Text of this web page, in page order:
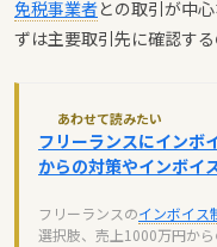
免税事業者との取引が中
ずは主要取引先に確認する
あわせて読みたい
フリーランスにインボ
からの対策やインボイ
フリーランスのインボイス
選択肢、売上1000万円か